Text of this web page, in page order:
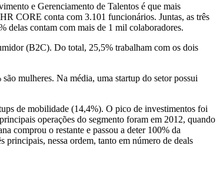
e Gerenciamento de Talentos é que mais
CORE conta com 3.101 funcionários. Juntas, as três
delas contam com mais de 1 mil colaboradores.
(B2C). Do total, 25,5% trabalham com os dois
mulheres. Na média, uma startup do setor possui
de mobilidade (14,4%). O pico de investimentos foi
operações do segmento foram em 2012, quando
comprou o restante e passou a deter 100% da
nessa ordem, tanto em número de deals